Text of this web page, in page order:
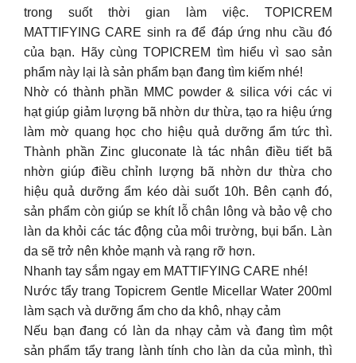
trong suốt thời gian làm việc. TOPICREM
MATTIFYING CARE sinh ra để đáp ứng nhu cầu đó
của bạn. Hãy cùng TOPICREM tìm hiểu vì sao sản
phẩm này lại là sản phẩm bạn đang tìm kiếm nhé!
Nhờ có thành phần MMC powder & silica với các vi
hạt giúp giảm lượng bã nhờn dư thừa, tạo ra hiệu ứng
làm mờ quang học cho hiệu quả dưỡng ẩm tức thì.
Thành phần Zinc gluconate là tác nhân điều tiết bã
nhờn giúp điều chỉnh lượng bã nhờn dư thừa cho
hiệu quả dưỡng ẩm kéo dài suốt 10h. Bên cạnh đó,
sản phẩm còn giúp se khít lỗ chân lông và bảo vệ cho
làn da khỏi các tác động của môi trường, bụi bẩn. Làn
da sẽ trở nên khỏe mạnh và rạng rỡ hơn.
Nhanh tay sắm ngay em MATTIFYING CARE nhé!
Nước tẩy trang Topicrem Gentle Micellar Water 200ml
làm sạch và dưỡng ẩm cho da khô, nhạy cảm
Nếu bạn đang có làn da nhạy cảm và đang tìm một
sản phẩm tẩy trang lành tính cho làn da của mình, thì